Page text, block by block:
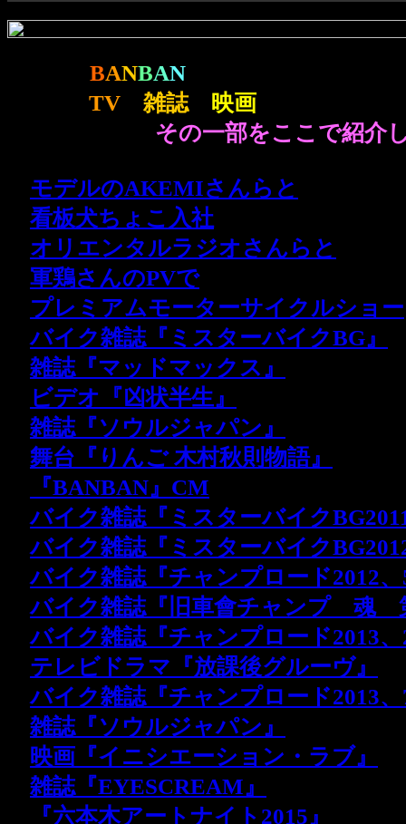
BANBAN
TV・ 雑誌・ 映画等の撮影にも
その一部をここで紹介
モデルのAKEMIさんらと
看板犬ちょこ入社
オリエンタルラジオさんらと
軍鶏さんのPVで
プレミアムモーターサイクルショー
・バイク雑誌『ミスターバイクBG』
雑誌『マッドマックス』
ビデオ『凶状半生』
雑誌『ソウルジャパン』
舞台『りんご 木村秋則物語』
『BANBAN』CM
・バイク雑誌『ミスターバイク
・バイク雑誌『ミスターバイク
・バイク雑誌『チャンプロード2012
・バイク雑誌『旧車會チャンプ 魂
・バイク雑誌『チャンプロード2013
テレビドラマ『放課後グルーヴ』
・バイク雑誌『チャンプロード2013
雑誌『ソウルジャパン』
映画『イニシエーション・ラブ』
雑誌『EYESCREAM』
『六本木アートナイト2015』